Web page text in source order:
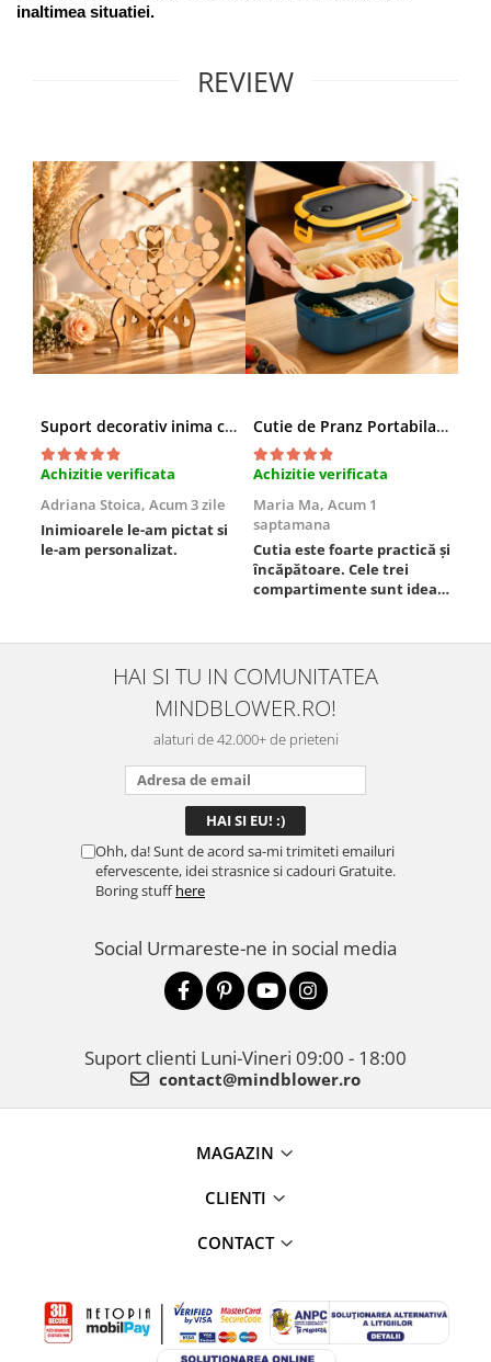
inaltimea situatiei.
REVIEW
Suport decorativ inima cu mesaje, Cadou cu suflet
Achizitie verificata
Adriana Stoica, Acum 3 zile
Inimioarele le-am pictat si
le-am personalizat.
Cutie de Pranz Portabila cu Compartimente
Achizitie verificata
Maria Ma, Acum 1
saptamana
Cutia este foarte practică și
încăpătoare. Cele trei
compartimente sunt ideale
este sigură, fără scurgeri. O
folosesc aproape zilnic la
serviciu și sunt foarte
mulțumită.
HAI SI TU IN COMUNITATEA
MINDBLOWER.RO!
alaturi de 42.000+ de prieteni
Ohh, da! Sunt de acord sa-mi trimiteti emailuri
efervescente, idei strasnice si cadouri Gratuite.
Boring stuffhere
Social Urmareste-ne in social media
Suport clienti Luni-Vineri 09:00 - 18:00
contact@mindblower.ro
MAGAZIN
CLIENTI
CONTACT